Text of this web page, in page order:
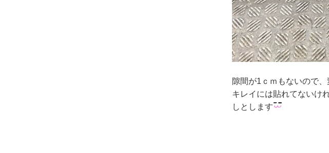
隙間が1ｃｍもないので
キレイには貼れてないけ
しとします